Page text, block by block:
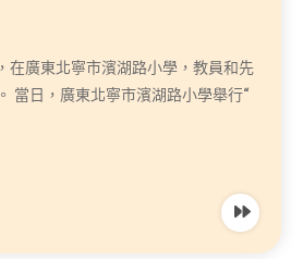
在廣東北寧市濱湖路小學，教員和先
當日，廣東北寧市濱湖路小學舉行“